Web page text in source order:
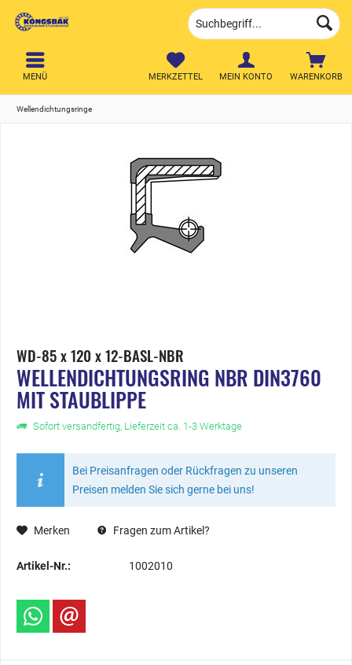
WARENKORB
MERKZETTEL MEIN KONTO
MENÜ
Wellendichtungsringe
WD-85 x 120 x 12-BASL-NBR
WELLENDICHTUNGSRING NBR DIN3760
MIT STAUBLIPPE
Sofort versandfertig, Lieferzeit ca. 1-3 Werktage
Bei Preisanfragen oder Rückfragen zu unseren
Preisen melden Sie sich gerne bei uns!
Merken Fragen zum Artikel?
Artikel-Nr.: 1002010